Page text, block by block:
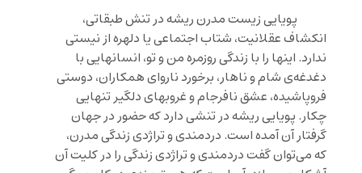
پویایی زیست مدرن ریشه در تنش طبقاتی،
انکشاف عقلانیت، شتاب اجتماعی یا دلهره از نیستی
ندارد. اینها را با زندگی روزمره من و تو، انسانهایی با
دغدغه‌ی شام و ناهار، برخورد ناروای همکاران، دوستی
فروپاشیده، عشق نافرجام و غروبهای دلگیر تنهایی
چکار. پویایی ریشه در تنشی دارد که حضور در جهان
گرفتار آن آمده است. دردمندی و تراژدی زندگی مدرن،
که می‌توان گفت دردمندی و تراژدی زندگی را در کلیت آن